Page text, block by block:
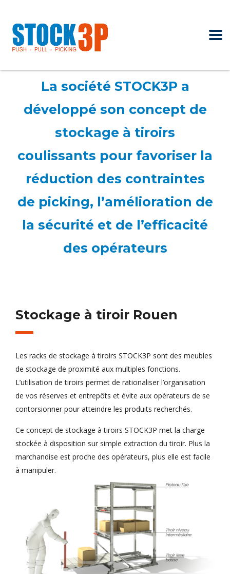
La société STOCK3P a
développé son concept de
stockage à tiroirs
coulissants pour favoriser la
réduction des contraintes
de picking, l’amélioration de
la sécurité et de l’efficacité
des opérateurs
Stockage à tiroir Rouen
Les racks de stockage à tiroirs STOCK3P sont des meubles
de stockage de proximité aux multiples fonctions.
L’utilisation de tiroirs permet de rationaliser l’organisation
de vos réserves et entrepôts et évite aux opérateurs de se
contorsionner pour atteindre les produits recherchés.
Ce concept de stockage à tiroirs STOCK3P met la charge
stockée à disposition sur simple extraction du tiroir. Plus la
marchandise est proche des opérateurs, plus elle est facile
à manipuler.